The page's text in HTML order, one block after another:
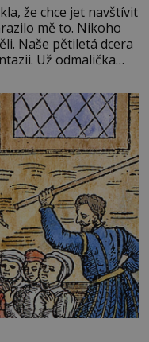
že chce jet navštívit
mě to. Nikoho
Naše pětiletá dcera
Už odmalička
statečných